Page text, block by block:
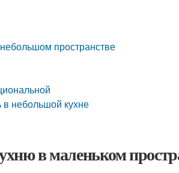
пространстве
в небольшой кухне
в маленьком